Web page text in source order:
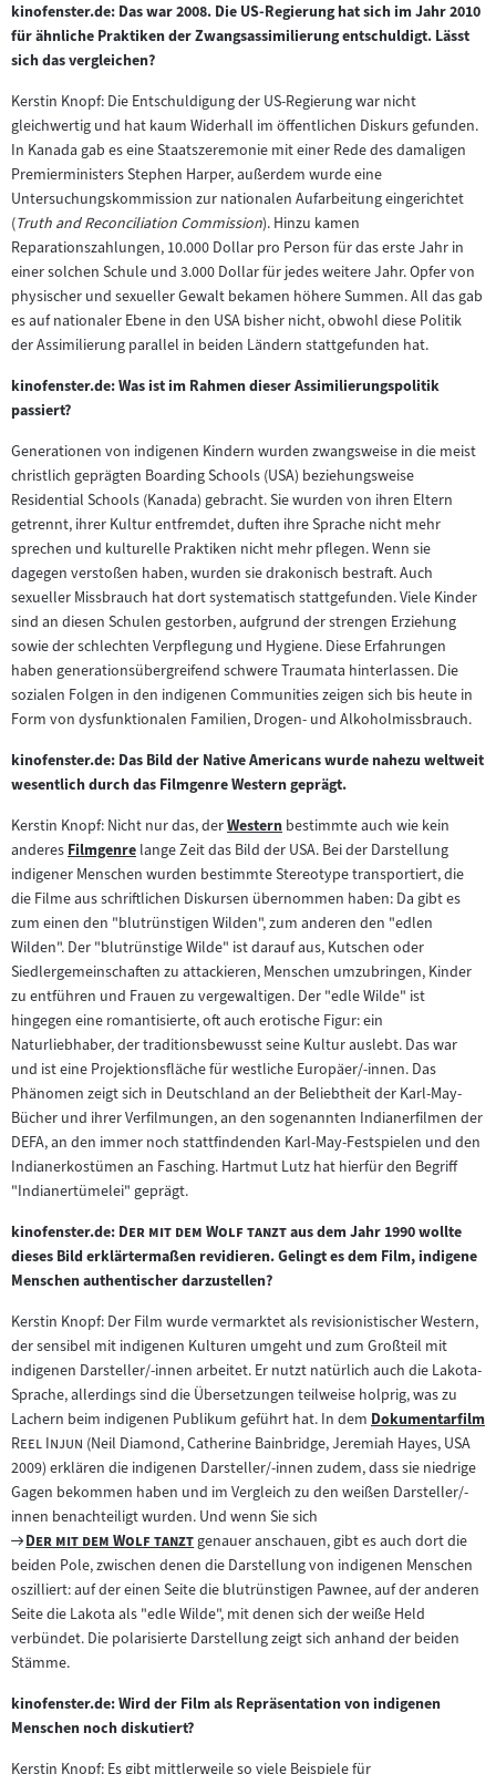
kinofenster.de: Das war 2008. Die US-Regierung hat sich im Jahr 2010
für ähnliche Praktiken der Zwangsassimilierung entschuldigt. Lässt
sich das vergleichen?
Kerstin Knopf: Die Entschuldigung der US-Regierung war nicht
gleichwertig und hat kaum Widerhall im öffentlichen Diskurs gefunden.
In Kanada gab es eine Staatszeremonie mit einer Rede des damaligen
Premierministers Stephen Harper, außerdem wurde eine
Untersuchungskommission zur nationalen Aufarbeitung eingerichtet
(Truth and Reconciliation Commission). Hinzu kamen
Reparationszahlungen, 10.000 Dollar pro Person für das erste Jahr in
einer solchen Schule und 3.000 Dollar für jedes weitere Jahr. Opfer von
physischer und sexueller Gewalt bekamen höhere Summen. All das gab
es auf nationaler Ebene in den USA bisher nicht, obwohl diese Politik
der Assimilierung parallel in beiden Ländern stattgefunden hat.
kinofenster.de: Was ist im Rahmen dieser Assimilierungspolitik
passiert?
Generationen von indigenen Kindern wurden zwangsweise in die meist
christlich geprägten Boarding Schools (USA) beziehungsweise
Residential Schools (Kanada) gebracht. Sie wurden von ihren Eltern
getrennt, ihrer Kultur entfremdet, duften ihre Sprache nicht mehr
sprechen und kulturelle Praktiken nicht mehr pflegen. Wenn sie
dagegen verstoßen haben, wurden sie drakonisch bestraft. Auch
sexueller Missbrauch hat dort systematisch stattgefunden. Viele Kinder
sind an diesen Schulen gestorben, aufgrund der strengen Erziehung
sowie der schlechten Verpflegung und Hygiene. Diese Erfahrungen
haben generationsübergreifend schwere Traumata hinterlassen. Die
sozialen Folgen in den indigenen Communities zeigen sich bis heute in
Form von dysfunktionalen Familien, Drogen- und Alkoholmissbrauch.
kinofenster.de: Das Bild der Native Americans wurde nahezu weltweit
wesentlich durch das Filmgenre Western geprägt.
Kerstin Knopf: Nicht nur das, derZum
Inhalt:
Western bestimmte auch wie kein
anderesZum
Inhalt:
Filmgenre lange Zeit das Bild der USA. Bei der Darstellung
indigener Menschen wurden bestimmte Stereotype transportiert, die
die Filme aus schriftlichen Diskursen übernommen haben: Da gibt es
zum einen den "blutrünstigen Wilden", zum anderen den "edlen
Wilden". Der "blutrünstige Wilde" ist darauf aus, Kutschen oder
Siedlergemeinschaften zu attackieren, Menschen umzubringen, Kinder
zu entführen und Frauen zu vergewaltigen. Der "edle Wilde" ist
hingegen eine romantisierte, oft auch erotische Figur: ein
Naturliebhaber, der traditionsbewusst seine Kultur auslebt. Das war
und ist eine Projektionsfläche für westliche Europäer/-innen. Das
Phänomen zeigt sich in Deutschland an der Beliebtheit der Karl-May-
Bücher und ihrer Verfilmungen, an den sogenannten Indianerfilmen der
DEFA, an den immer noch stattfindenden Karl-May-Festspielen und den
Indianerkostümen an Fasching. Hartmut Lutz hat hierfür den Begriff
"Indianertümelei" geprägt.
kinofenster.de: "
Der mit dem Wolf tanzt"aus dem Jahr 1990 wollte
dieses Bild erklärtermaßen revidieren. Gelingt es dem Film, indigene
Menschen authentischer darzustellen?
Kerstin Knopf: Der Film wurde vermarktet als revisionistischer Western,
der sensibel mit indigenen Kulturen umgeht und zum Großteil mit
indigenen Darsteller/-innen arbeitet. Er nutzt natürlich auch die Lakota-
Sprache, allerdings sind die Übersetzungen teilweise holprig, was zu
Lachern beim indigenen Publikum geführt hat. In dem Zum
Inhalt:
Dokumentarfilm
"Reel Injun "(Neil Diamond, Catherine Bainbridge, Jeremiah Hayes, USA
2009) erklären die indigenen Darsteller/-innen zudem, dass sie niedrige
Gagen bekommen haben und im Vergleich zu den weißen Darsteller/-
innen benachteiligt wurden. Und wenn Sie sich
Zum
Filmarchiv:
"
Der mit dem Wolf tanzt"genauer anschauen, gibt es auch dort die
beiden Pole, zwischen denen die Darstellung von indigenen Menschen
oszilliert: auf der einen Seite die blutrünstigen Pawnee, auf der anderen
Seite die Lakota als "edle Wilde", mit denen sich der weiße Held
verbündet. Die polarisierte Darstellung zeigt sich anhand der beiden
Stämme.
kinofenster.de: Wird der Film als Repräsentation von indigenen
Menschen noch diskutiert?
Kerstin Knopf: Es gibt mittlerweile so viele Beispiele für